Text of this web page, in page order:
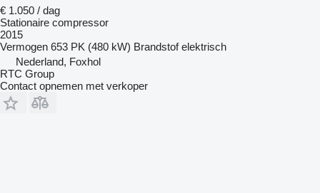
€ 1.050 / dag
Stationaire compressor
2015
Vermogen 653 PK (480 kW) Brandstof elektrisch
Nederland, Foxhol
RTC Group
Contact opnemen met verkoper